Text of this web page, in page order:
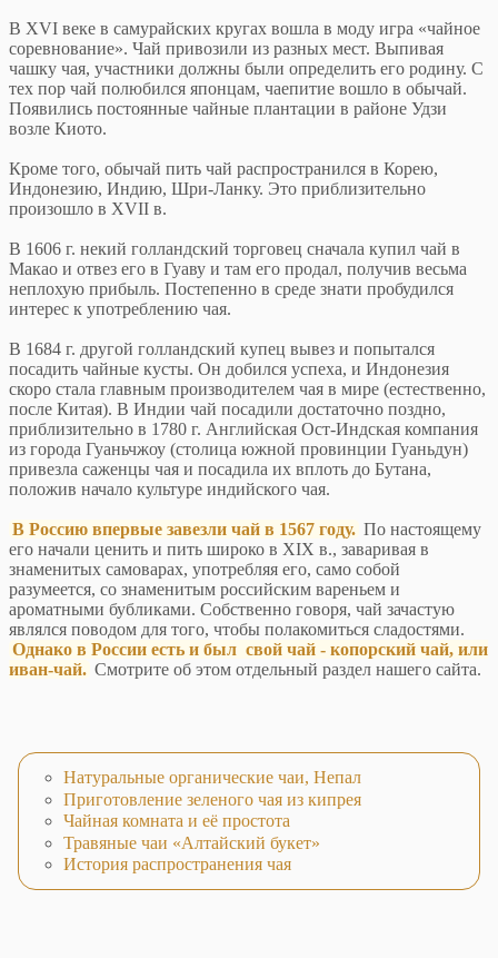
В XVI веке в самурайских кругах вошла в моду игра «чайное
соревнование». Чай привозили из разных мест. Выпивая
чашку чая, участники должны были определить его родину. С
тех пор чай полюбился японцам, чаепитие вошло в обычай.
Появились постоянные чайные плантации в районе Удзи
возле Киото.
Кроме того, обычай пить чай распространился в Корею,
Индонезию, Индию, Шри-Ланку. Это приблизительно
произошло в XVII в.
В 1606 г. некий голландский торговец сначала купил чай в
Макао и отвез его в Гуаву и там его продал, получив весьма
неплохую прибыль. Постепенно в среде знати пробудился
интерес к употреблению чая.
В 1684 г. другой голландский купец вывез и попытался
посадить чайные кусты. Он добился успеха, и Индонезия
скоро стала главным производителем чая в мире (естественно,
после Китая). В Индии чай посадили достаточно поздно,
приблизительно в 1780 г. Английская Ост-Индская компания
из города Гуаньчжоу (столица южной провинции Гуаньдун)
привезла саженцы чая и посадила их вплоть до Бутана,
положив начало культуре индийского чая.
В Россию впервые завезли чай в 1567 году. По настоящему
его начали ценить и пить широко в XIX в., заваривая в
знаменитых самоварах, употребляя его, само собой
разумеется, со знаменитым российским вареньем и
ароматными бубликами. Собственно говоря, чай зачастую
являлся поводом для того, чтобы полакомиться сладостями.
Однако в России есть и был свой чай - копорский чай, или
иван-чай. Смотрите об этом отдельный раздел нашего сайта.
Натуральные органические чаи, Непал
Приготовление зеленого чая из кипрея
Чайная комната и её простота
Травяные чаи «Алтайский букет»
История распространения чая